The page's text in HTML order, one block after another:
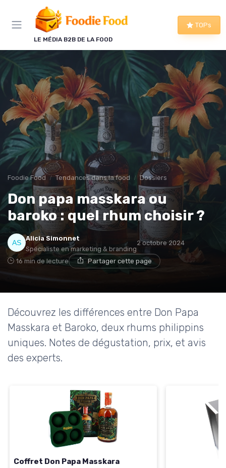
LE MÉDIA B2B DE LA FOOD
TOPs
Foodie Food Tendances dans la food Dossiers
Don papa masskara ou
baroko : quel rhum choisir ?
Alicia Simonnet
Spécialiste en marketing & branding
2 octobre 2024
16 min de lecture Partager cette page
Découvrez les différences entre Don Papa
Masskara et Baroko, deux rhums philippins
uniques. Notes de dégustation, prix, et avis
des experts.
Coffret Don Papa Masskara
Panneau de gestion des cookies